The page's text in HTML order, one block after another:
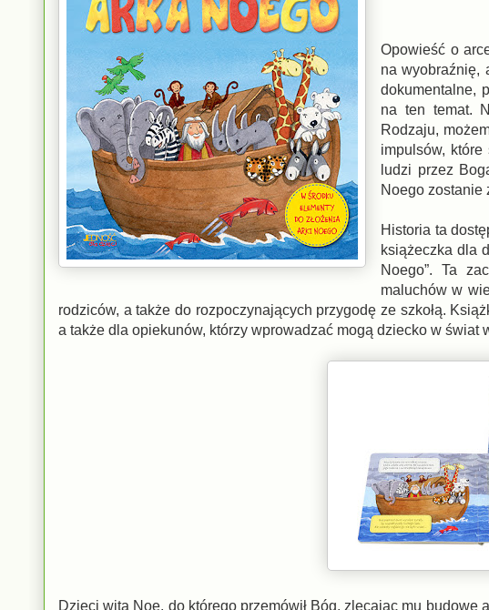
Opowieść o
na wyobraźnię,
dokumentalne,
na ten temat.
Rodzaju,
impulsów, które
ludzi przez
Noego zostanie
Historia ta
książeczka dla
Noego”. Ta
maluchów w
rodziców, a także do rozpoczynających przygodę ze szkołą.
a także dla opiekunów, którzy wprowadzać mogą dziecko w świat
Dzieci wita Noe, do którego przemówił Bóg, zlecając mu